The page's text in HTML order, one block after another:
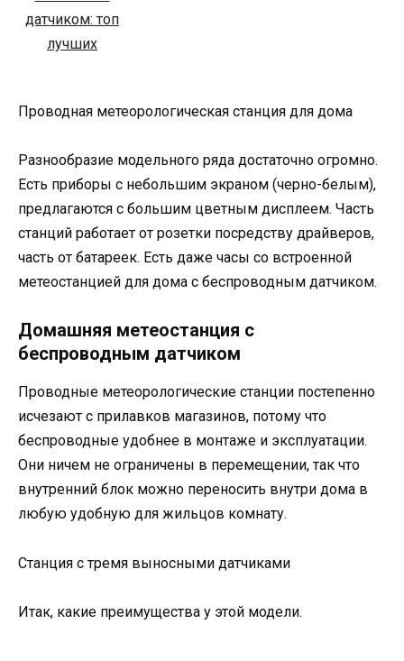
Проводная метеорологическая станция для дома
Разнообразие модельного ряда достаточно огромно.
Есть приборы с небольшим экраном (черно-белым),
предлагаются с большим цветным дисплеем. Часть
станций работает от розетки посредству драйверов,
часть от батареек. Есть даже часы со встроенной
метеостанцией для дома с беспроводным датчиком.
Домашняя метеостанция с
беспроводным датчиком
Проводные метеорологические станции постепенно
исчезают с прилавков магазинов, потому что
беспроводные удобнее в монтаже и эксплуатации.
Они ничем не ограничены в перемещении, так что
внутренний блок можно переносить внутри дома в
любую удобную для жильцов комнату.
Станция с тремя выносными датчиками
Итак, какие преимущества у этой модели.